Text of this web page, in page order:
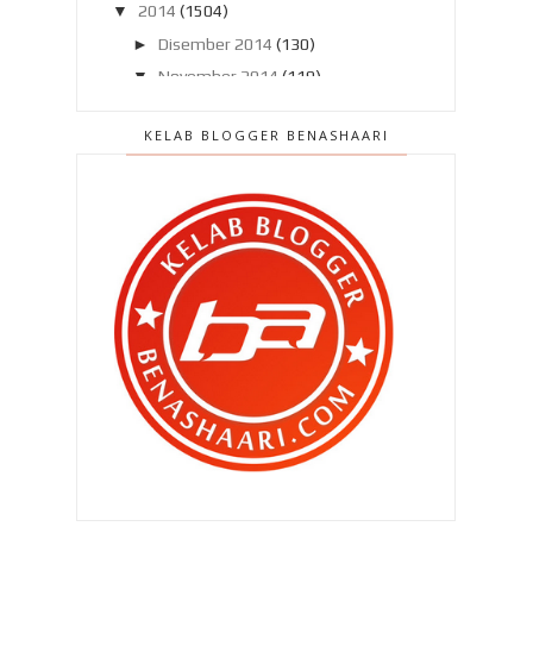
▼
2014 (1504)
► Disember 2014 (130)
▼
November 2014 (119)
Plagiat idea ? Event percuma ?
Selamat Hari Lahir ke 28 , BEN
ASHAARI !
Operasi memboroikan diri sebelum
harijadi !
BEN ASHAARI di UTUSAN MALAYSIA
!
Zahra tersenyum riang tapi Qhaliff
menangis cemburu !
KELAB BLOGGER BENASHAARI